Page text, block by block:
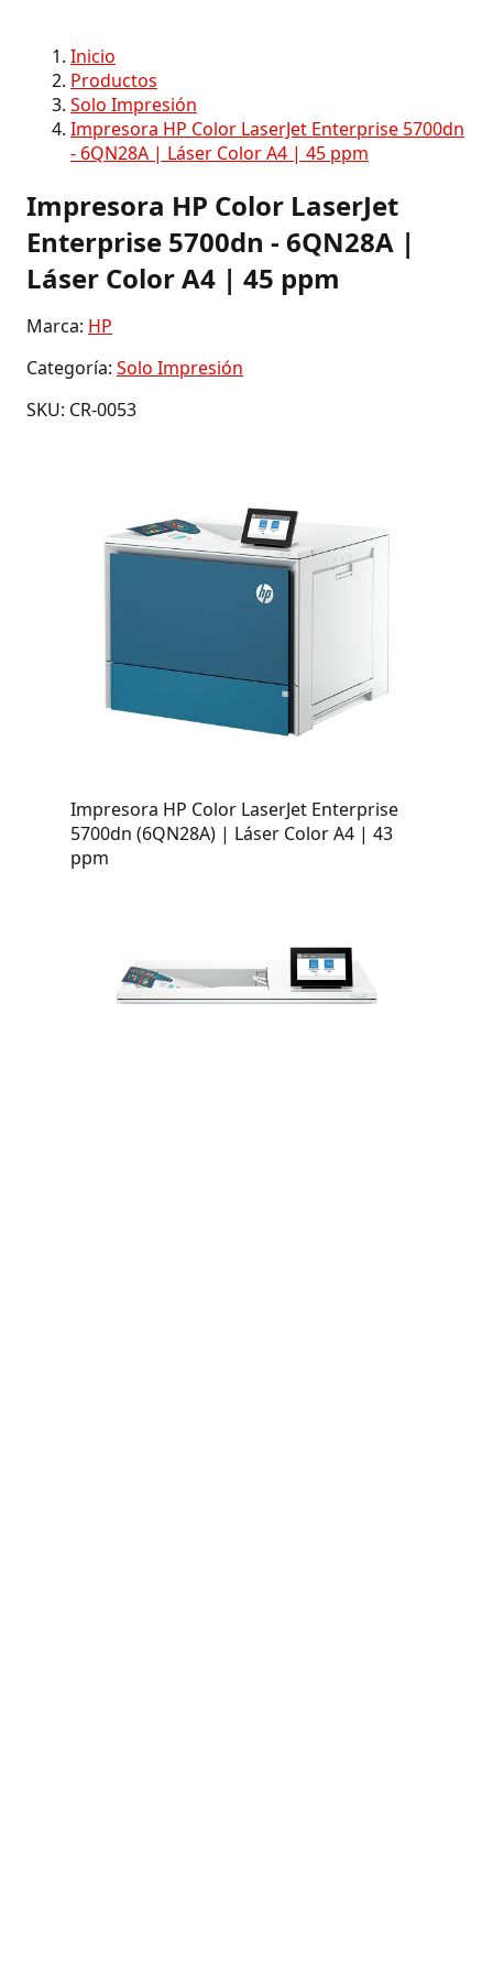
Inicio
Productos
Solo Impresión
Impresora HP Color LaserJet Enterprise 5700dn
- 6QN28A | Láser Color A4 | 45 ppm
Impresora HP Color LaserJet
Enterprise 5700dn - 6QN28A |
Láser Color A4 | 45 ppm
Marca: HP
Categoría: Solo Impresión
SKU: CR-0053
Impresora HP Color LaserJet Enterprise
5700dn (6QN28A) | Láser Color A4 | 43
ppm